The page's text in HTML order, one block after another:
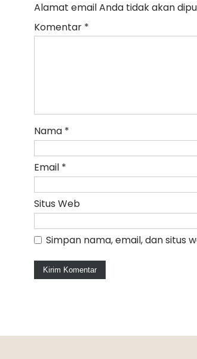
Alamat email Anda tidak akan
Komentar *
Nama *
Email *
Situs Web
Simpan nama, email, dan situs